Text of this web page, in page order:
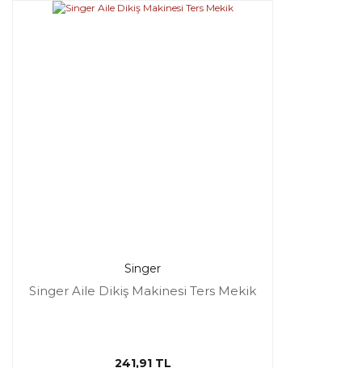
Singer
Singer Aile Dikiş Makinesi Ters Mekik
241,91 TL